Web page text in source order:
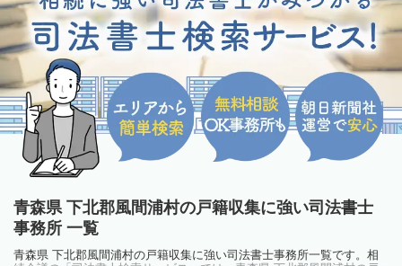
青森県 下北郡風間浦村の戸籍収集に強い司法書士
事務所 一覧
青森県 下北郡風間浦村の戸籍収集に強い司法書士事務所一覧です。相